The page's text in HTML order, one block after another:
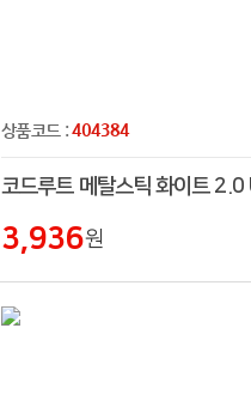
상품코드 :404384
3,936원